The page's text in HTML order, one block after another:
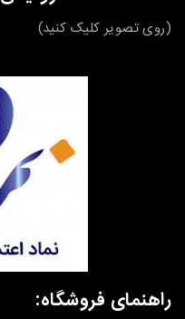
(روی تصویر کلیک کنید)
راهنمای فروشگاه: